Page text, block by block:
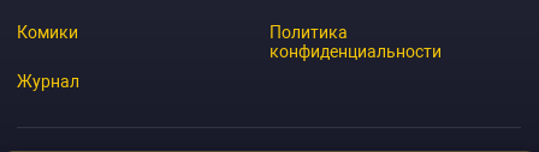
Комики
Журнал
Политика
конфиденциальности